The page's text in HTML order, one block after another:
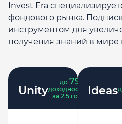
Invest Era
фондового рынка.
инструментом для
получения знаний в мире
Unity
до 79
доходность
за 2.5 года
Ideas